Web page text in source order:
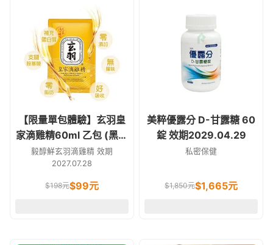
【限量單包體驗】玄羽皇
家滴雞精60ml 乙包 (黑羽
土雞滴雞精)
毅醇鮮玄羽滴雞精 效期
2027.07.28
$198元$99元
美粹優露分 D-甘露糖 60
錠 效期2029.04.29
私密保健
$1,850元$1,665元